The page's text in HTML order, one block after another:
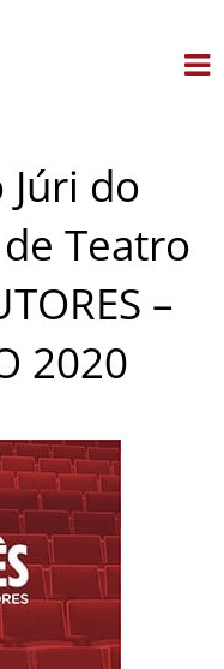
do
Teatro
–
2020